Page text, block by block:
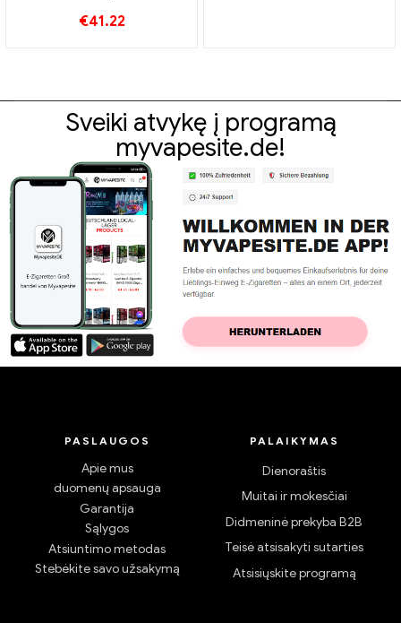
didmeninė prekyba 丨
€41.22
Sveiki atvykę į programą
myvapesite.de!
PASLAUGOS
Apie mus
duomenų apsauga
Garantija
Sąlygos
Atsiuntimo metodas
Stebėkite savo užsakymą
PALAIKYMAS
Dienoraštis
Muitai ir mokesčiai
Didmeninė prekyba B2B
Teisė atsisakyti sutarties
Atsisiųskite programą